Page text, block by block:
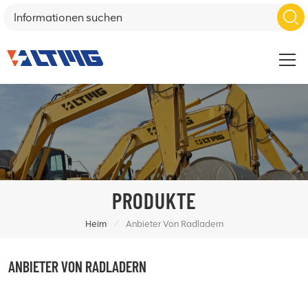
PRODUKTE
Heim / Anbieter Von Radladern
ANBIETER VON RADLADERN